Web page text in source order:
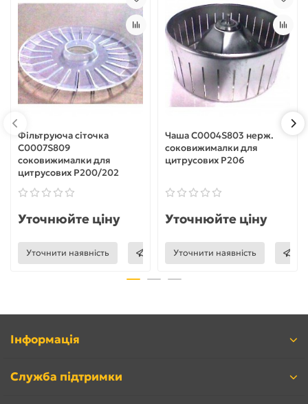
Фільтруюча сіточка
C0007S809
соковижималки для
цитрусових Р200/202
Уточнюйте ціну
Уточнити наявність
Чаша C0004S803 нерж.
соковижималки для
цитрусових Р206
Уточнюйте ціну
Уточнити наявність
Інформація
Служба підтримки